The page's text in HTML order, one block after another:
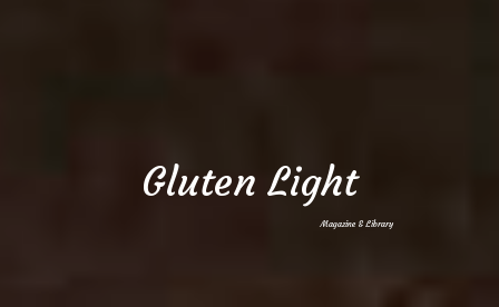
Gluten Light
Magazine & Library